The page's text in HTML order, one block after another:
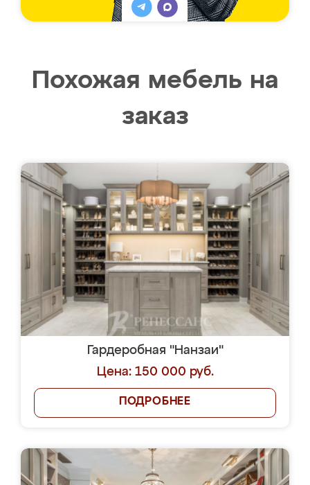
Похожая мебель на
заказ
Гардеробная "Нанзаи"
Цена: 150 000 руб.
ПОДРОБНЕЕ